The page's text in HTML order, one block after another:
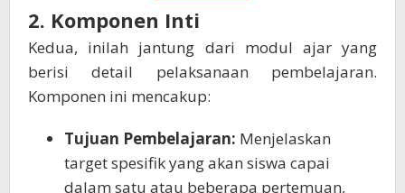
2. Komponen Inti
Kedua, inilah jantung dari modul ajar yang
berisi detail pelaksanaan pembelajaran.
Komponen ini mencakup:
Tujuan Pembelajaran: Menjelaskan
target spesifik yang akan siswa capai
dalam satu atau beberapa pertemuan,